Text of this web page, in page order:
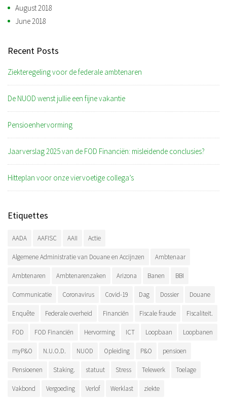
August 2018
June 2018
Recent Posts
Ziekteregeling voor de federale ambtenaren
De NUOD wenst jullie een fijne vakantie
Pensioenhervorming
Jaarverslag 2025 van de FOD Financiën: misleidende conclusies?
Hitteplan voor onze viervoetige collega’s
Etiquettes
AADA AAFISC AAII Actie
Algemene Administratie van Douane en Accijnzen Ambtenaar
Ambtenaren Ambtenarenzaken Arizona Banen BBI
Communicatie Coronavirus Covid-19 Dag Dossier Douane
Enquête Federale overheid Financiën Fiscale fraude Fiscaliteit.
FOD FOD Financiën Hervorming ICT Loopbaan Loopbanen
myP&O N.U.O.D. NUOD Opleiding P&O pensioen
Pensioenen Staking. statuut Stress Telewerk Toelage
Vakbond Vergoeding Verlof Werklast ziekte